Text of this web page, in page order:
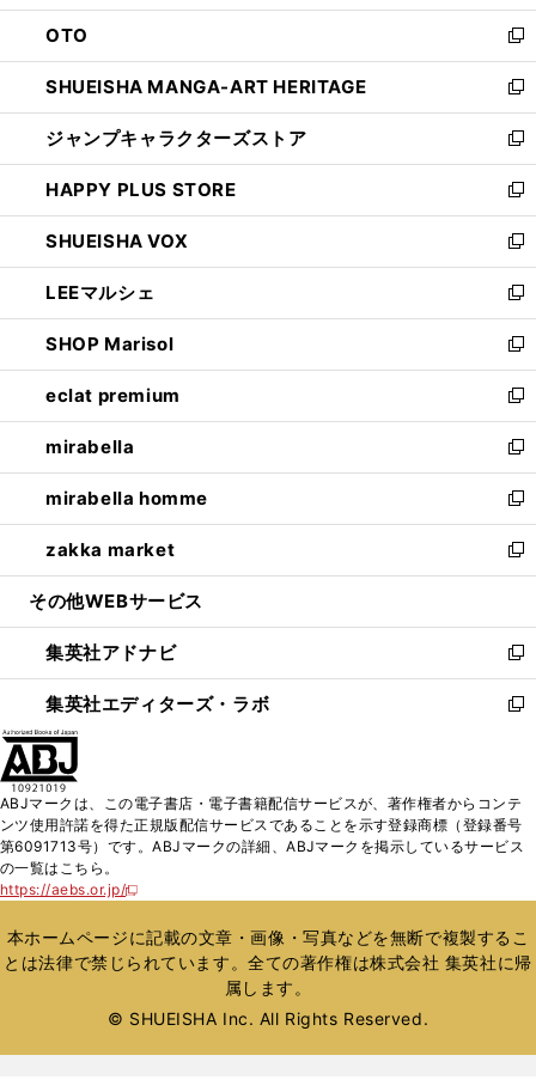
ウ
で
開
く
ン
ド
ウ
で
開
く
OTO
新
し
い
ウ
ィ
ン
ド
ウ
で
開
く
SHUEISHA MANGA-ART HERITAGE
新
し
い
ウ
ィ
ン
ド
ウ
で
開
く
ジャンプキャラクターズストア
新
し
い
ウ
ィ
ン
ド
ウ
で
開
く
HAPPY PLUS STORE
新
し
い
ウ
ィ
ン
ド
ウ
で
開
く
SHUEISHA VOX
新
し
い
ウ
ィ
ン
ド
ウ
で
開
く
LEEマルシェ
新
し
い
ウ
ィ
ン
ド
ウ
で
開
く
SHOP Marisol
新
し
い
ウ
ィ
ン
ド
ウ
で
開
eclat premium
新
し
い
ウ
ィ
ン
ド
ウ
開
く
mirabella
新
し
い
ウ
ィ
ン
ウ
で
開
く
mirabella homme
新
し
い
ウ
ン
ド
ウ
で
zakka market
新
し
ウ
ィ
ン
ド
く
その他WEBサービス
集英社アドナビ
新
し
い
ド
ウ
で
集英社エディターズ・ラボ
新
ィ
ン
ド
開
く
ABJマークは、この電子書店・電子書籍配信サービスが、著作権者からコンテ
ンツ使用許諾を得た正規版配信サービスであることを示す登録商標（登録番号
第6091713号）です。ABJマークの詳細、ABJマークを掲示しているサービス
の一覧はこちら。
https://aebs.or.jp/
新
い
ウ
ィ
ウ
本ホームページに記載の文章・画像・写真などを無断で複製するこ
とは法律で禁じられています。全ての著作権は株式会社 集英社に帰
属します。
© SHUEISHA Inc. All Rights Reserved.